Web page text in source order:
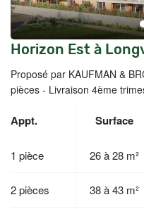
Horizon Est à
Proposé par KAUFMAN &
pièces - Livraison 4ème
Appt. Surface
1 pièce 26 à 28 m²
2 pièces 38 à 43 m²